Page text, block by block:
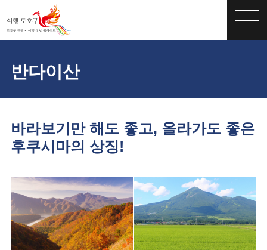
반다이산
바라보기만 해도 좋고, 올라가도 좋은
후쿠시마의 상징!